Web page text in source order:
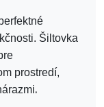
Šiltovka
prostredí,
.